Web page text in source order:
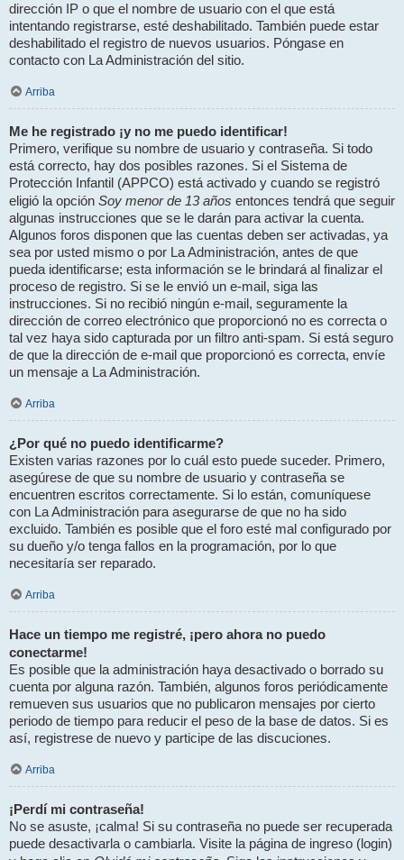
dirección IP o que el nombre de usuario con el que está
intentando registrarse, esté deshabilitado. También puede estar
deshabilitado el registro de nuevos usuarios. Póngase en
contacto con La Administración del sitio.
Arriba
Me he registrado ¡y no me puedo identificar!
Primero, verifique su nombre de usuario y contraseña. Si todo
está correcto, hay dos posibles razones. Si el Sistema de
Protección Infantil (APPCO) está activado y cuando se registró
eligió la opción Soy menor de 13 años entonces tendrá que seguir
algunas instrucciones que se le darán para activar la cuenta.
Algunos foros disponen que las cuentas deben ser activadas, ya
sea por usted mismo o por La Administración, antes de que
pueda identificarse; esta información se le brindará al finalizar el
proceso de registro. Si se le envió un e-mail, siga las
instrucciones. Si no recibió ningún e-mail, seguramente la
dirección de correo electrónico que proporcionó no es correcta o
tal vez haya sido capturada por un filtro anti-spam. Si está seguro
de que la dirección de e-mail que proporcionó es correcta, envíe
un mensaje a La Administración.
Arriba
¿Por qué no puedo identificarme?
Existen varias razones por lo cuál esto puede suceder. Primero,
asegúrese de que su nombre de usuario y contraseña se
encuentren escritos correctamente. Si lo están, comuníquese
con La Administración para asegurarse de que no ha sido
excluido. También es posible que el foro esté mal configurado por
su dueño y/o tenga fallos en la programación, por lo que
necesitaría ser reparado.
Arriba
Hace un tiempo me registré, ¡pero ahora no puedo
conectarme!
Es posible que la administración haya desactivado o borrado su
cuenta por alguna razón. También, algunos foros periódicamente
remueven sus usuarios que no publicaron mensajes por cierto
periodo de tiempo para reducir el peso de la base de datos. Si es
así, registrese de nuevo y participe de las discuciones.
Arriba
¡Perdí mi contraseña!
No se asuste, ¡calma! Si su contraseña no puede ser recuperada
puede desactivarla o cambiarla. Visite la página de ingreso (login)